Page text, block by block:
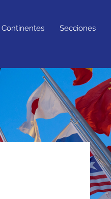
Continentes Secciones